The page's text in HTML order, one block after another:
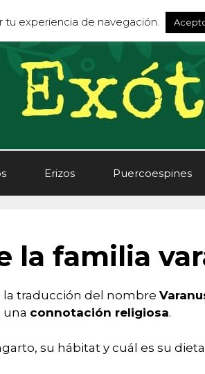
Erizos Puercoespines
la familia
la traducción del nombre
una connotación religiosa.
su hábitat y cuál es su dieta
tu experiencia de navegación.